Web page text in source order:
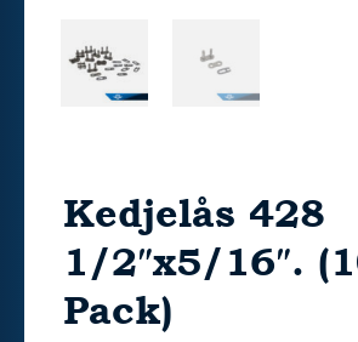
Kedjelås 428
1/2″x5/16″.
Pack)